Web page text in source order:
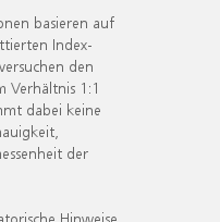
basieren auf
Index-
den
Verhältnis 1:1
dabei keine
der